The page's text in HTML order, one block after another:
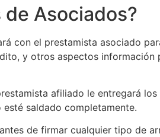
Asociados?
con el prestamista asociado
y otros aspectos
afiliado le entregará
saldado completamente.
de firmar cualquier tipo de